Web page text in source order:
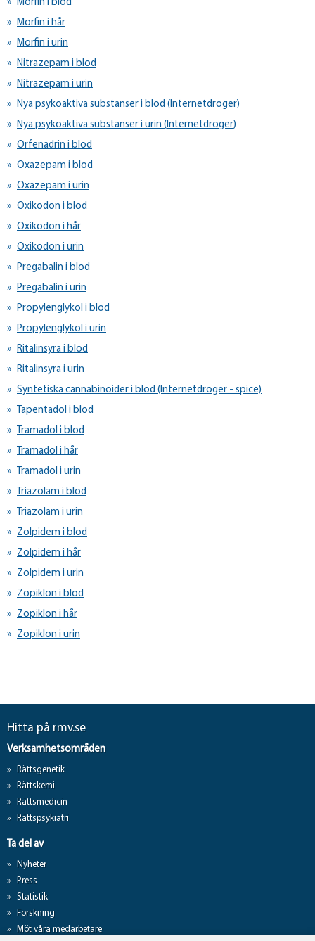
Morfin i blod
Morfin i hår
Morfin i urin
Nitrazepam i blod
Nitrazepam i urin
Nya psykoaktiva substanser i blod (Internetdroger)
Nya psykoaktiva substanser i urin (Internetdroger)
Orfenadrin i blod
Oxazepam i blod
Oxazepam i urin
Oxikodon i blod
Oxikodon i hår
Oxikodon i urin
Pregabalin i blod
Pregabalin i urin
Propylenglykol i blod
Propylenglykol i urin
Ritalinsyra i blod
Ritalinsyra i urin
Syntetiska cannabinoider i blod (Internetdroger - spice)
Tapentadol i blod
Tramadol i blod
Tramadol i hår
Tramadol i urin
Triazolam i blod
Triazolam i urin
Zolpidem i blod
Zolpidem i hår
Zolpidem i urin
Zopiklon i blod
Zopiklon i hår
Zopiklon i urin
Hitta på rmv.se
Verksamhetsområden
Rättsgenetik
Rättskemi
Rättsmedicin
Rättspsykiatri
Ta del av
Nyheter
Press
Statistik
Forskning
Möt våra medarbetare